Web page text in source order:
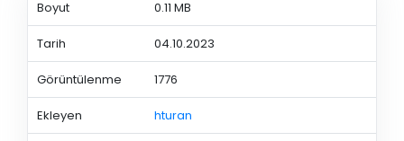
Boyut 0.11 MB
Tarih 04.10.2023
Görüntülenme 1776
Ekleyen hturan